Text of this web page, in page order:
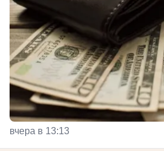
вчера в 13:13